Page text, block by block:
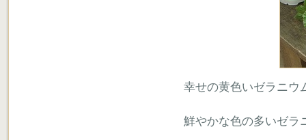
幸せの黄色いゼラニ
鮮やかな色の多いゼラ